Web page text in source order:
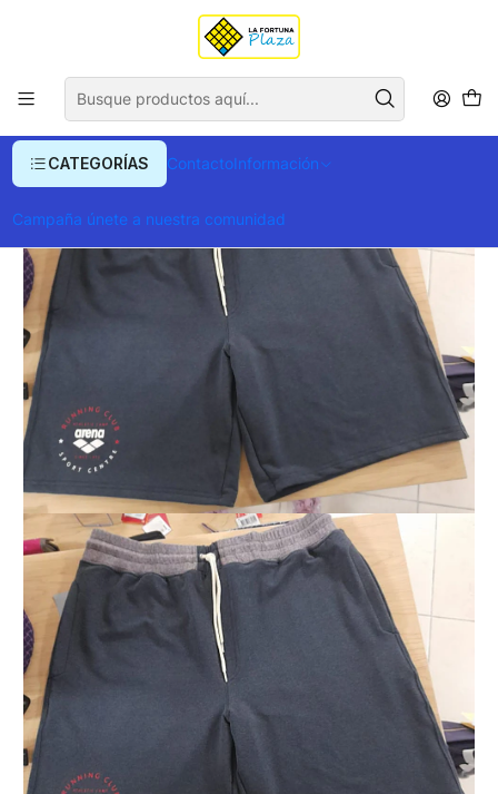
CATEGORÍAS ContactoInformación
Campaña únete a nuestra comunidad
Envío gratis para compras superiores a $ 400.000
Muhammad Ali Bermuda Gris